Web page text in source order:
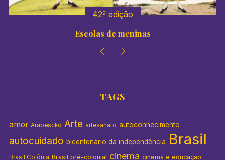
42ª edição
Escolas de meninas
TAGS
amor Arabescko Arte artesanato autoconhecimento
autocuidado bicentenário da independência Brasil
Brasil Colônia Brasil pré-colonial cinema cinema e educação